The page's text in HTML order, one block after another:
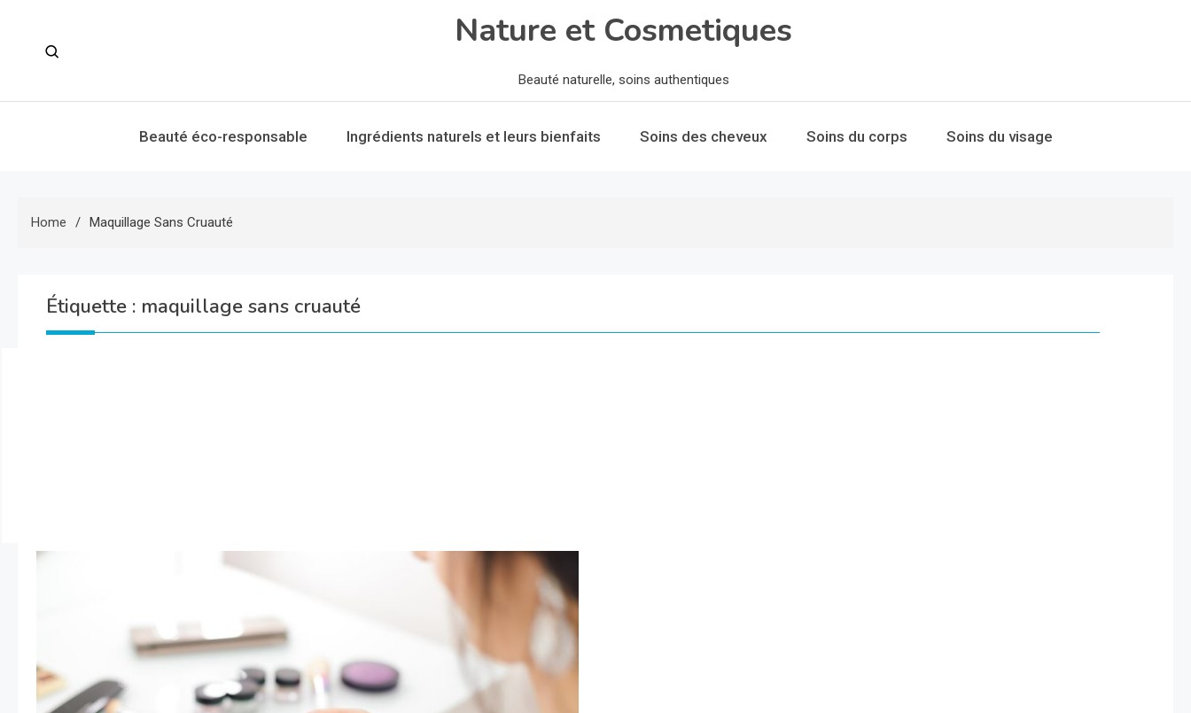
Nature et Cosmetiques
Beauté naturelle, soins authentiques
Beauté éco-responsable Ingrédients naturels et leurs bienfaits Soins des cheveux Soins du corps Soins du visage
Home Maquillage Sans Cruauté
Étiquette : maquillage sans cruauté